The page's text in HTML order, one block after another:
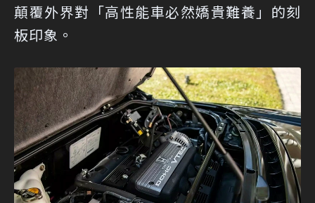
顛覆外界對「高性能車必然嬌貴難養」的刻
板印象。